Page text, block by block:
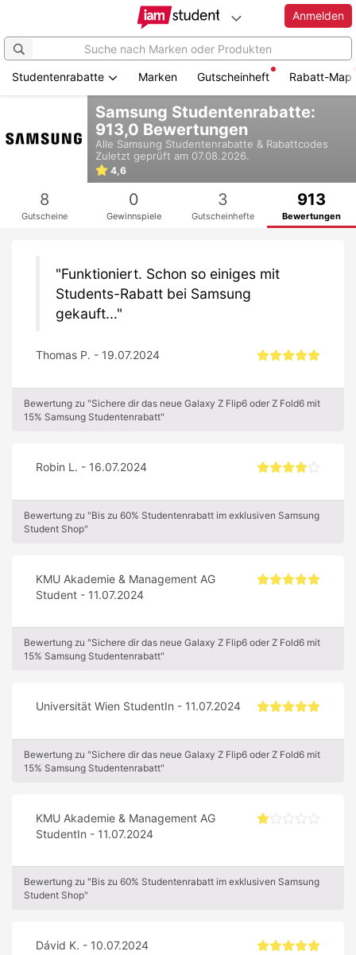
springen
Anmelden
Studentenrabatte Marken Gutscheinheft Rabatt-Map
Samsung Studentenrabatte:
913,0 Bewertungen
Alle Samsung Studentenrabatte & Rabattcodes
Zuletzt geprüft am 07.08.2026.
4,6
8
Gutscheine
0
Gewinnspiele
3
Gutscheinhefte
913
Bewertungen
Funktioniert. Schon so einiges mit
Students-Rabatt bei Samsung
gekauft...
Thomas P. - 19.07.2024
Bewertung zu "Sichere dir das neue Galaxy Z Flip6 oder Z Fold6 mit
15% Samsung Studentenrabatt"
Robin L. - 16.07.2024
Bewertung zu "Bis zu 60% Studentenrabatt im exklusiven Samsung
Student Shop"
KMU Akademie & Management AG
Student - 11.07.2024
Bewertung zu "Sichere dir das neue Galaxy Z Flip6 oder Z Fold6 mit
15% Samsung Studentenrabatt"
Universität Wien StudentIn - 11.07.2024
Bewertung zu "Sichere dir das neue Galaxy Z Flip6 oder Z Fold6 mit
15% Samsung Studentenrabatt"
KMU Akademie & Management AG
StudentIn - 11.07.2024
Bewertung zu "Bis zu 60% Studentenrabatt im exklusiven Samsung
Student Shop"
Dávid K. - 10.07.2024